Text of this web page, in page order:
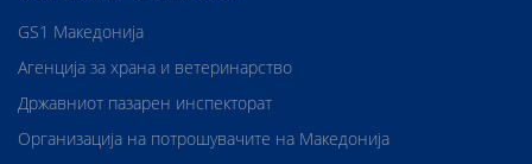
GS1 Македонија
Агенција за храна и ветеринарство
Државниот пазарен инспекторат
Организација на потрошувачите на Македонија